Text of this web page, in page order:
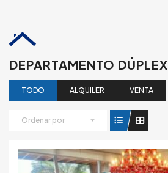
DEPARTAMENTO DÚPLEX
TODO ALQUILER VENTA
Ordenar por